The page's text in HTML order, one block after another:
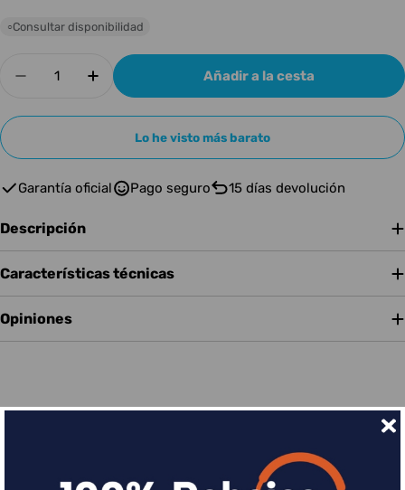
○Consultar disponibilidad
Disminuir cantidad para Decksaver Pioneer
Aumentar cantidad para Decksaver
Añadir a la cesta
Lo he visto más barato
Garantía oficial Pago seguro 15 días devolución
Descripción
Características técnicas
Opiniones
Financia tus compras con Sequra